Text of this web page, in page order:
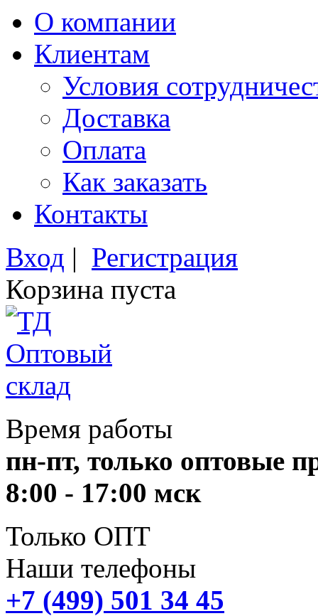
О компании
Клиентам
Условия
Доставка
Оплата
Как заказать
Контакты
Вход | Регистрация
Корзина пуста
Время работы
пн-пт, только оптовые
8:00 - 17:00 мск
Только ОПТ
Наши телефоны
+7 (499) 501 34 45